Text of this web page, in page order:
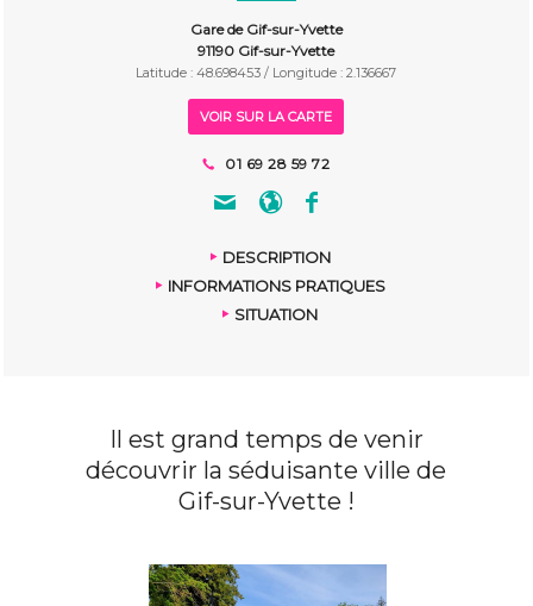
Gare de Gif-sur-Yvette
91190 Gif-sur-Yvette
Latitude : 48.698453 / Longitude : 2.136667
VOIR SUR LA CARTE
01 69 28 59 72
DESCRIPTION
INFORMATIONS PRATIQUES
SITUATION
Il est grand temps de venir
découvrir la séduisante ville de
Gif-sur-Yvette !